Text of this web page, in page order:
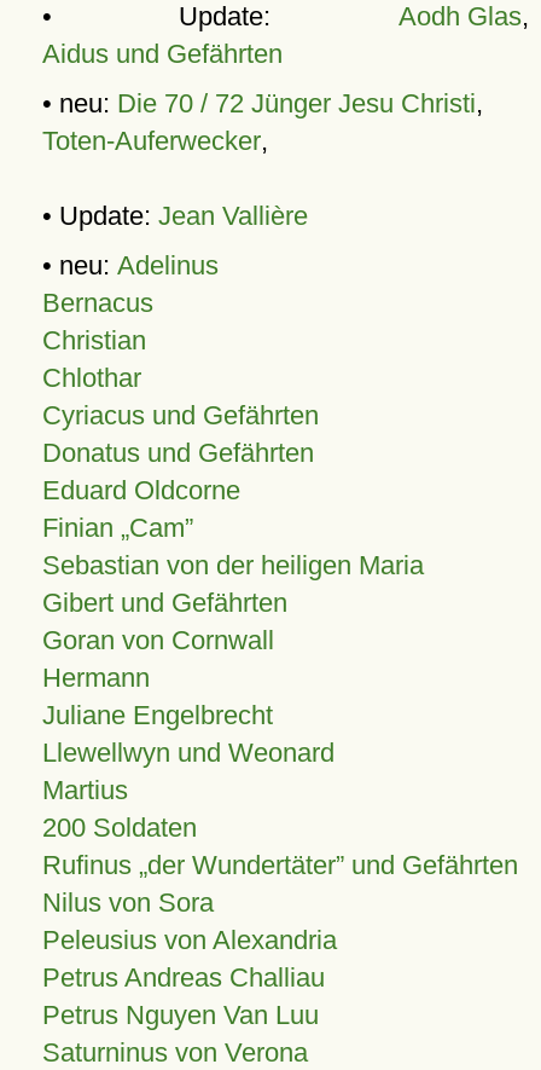
• Update: Aodh Glas,
Aidus und Gefährten
• neu: Die 70 / 72 Jünger Jesu Christi,
Toten-Auferwecker,
• Update: Jean Vallière
• neu: Adelinus
Bernacus
Christian
Chlothar
Cyriacus und Gefährten
Donatus und Gefährten
Eduard Oldcorne
Finian Cam
Sebastian von der heiligen Maria
Gibert und Gefährten
Goran von Cornwall
Hermann
Juliane Engelbrecht
Llewellwyn und Weonard
Martius
200 Soldaten
Rufinus „der Wundertäter” und Gefährten
Nilus von Sora
Peleusius von Alexandria
Petrus Andreas Challiau
Petrus Nguyen Van Luu
Saturninus von Verona